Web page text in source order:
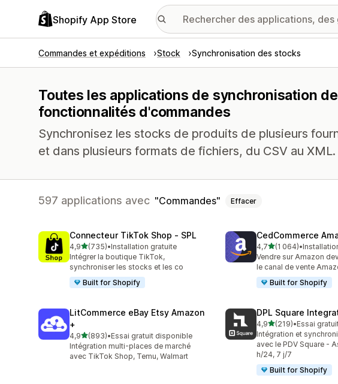
Shopify App Store
Commandes et expéditions Stock Synchronisation des stocks
Toutes les applications de synchronisation
fonctionnalités d'commandes
Synchronisez les stocks de produits de plusieurs
et dans plusieurs formats de fichiers, du CSV au XML.
597 applications avec Commandes Effacer
Connecteur TikTok Shop ‑ SPL
4,9étoile(s) sur 5
(735)
735 avis au total
•Installation gratuite
Intégrer la boutique TikTok,
synchroniser les stocks et les co
Built for Shopify
CedCommerce
4,7étoile(s) sur 5
(1 064)
1064 avis au total
•
Vendre sur Amazon
le canal de vente
Built for Shopify
LitCommerce eBay Etsy Amazon
+
4,9étoile(s) sur 5
(893)
893 avis au total
•Essai gratuit disponible
Intégration multi-places de marché
avec TikTok Shop, Temu, Walmart
DPL Square
4,9étoile(s) sur 5
(219)
219 avis au total
•Essai
Intégration et
avec le PDV Square -
h/24, 7 j/7
Built for Shopify